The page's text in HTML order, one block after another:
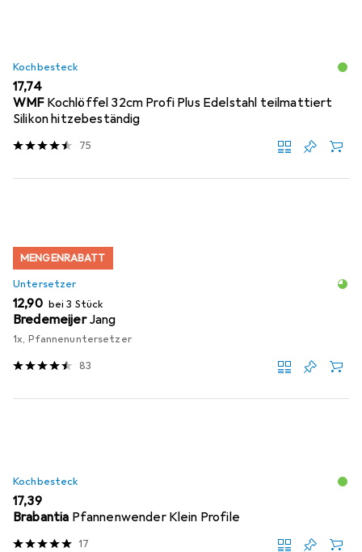
Kochbesteck
EUR
17,74
WMF Kochlöffel 32cm Profi Plus Edelstahl teilmattiert
Silikon hitzebeständig
75
MENGENRABATT
Untersetzer
EUR
12,90 bei 3 Stück
Bredemeijer Jang
1x, Pfannenuntersetzer
83
Kochbesteck
EUR
17,39
Brabantia Pfannenwender Klein Profile
17